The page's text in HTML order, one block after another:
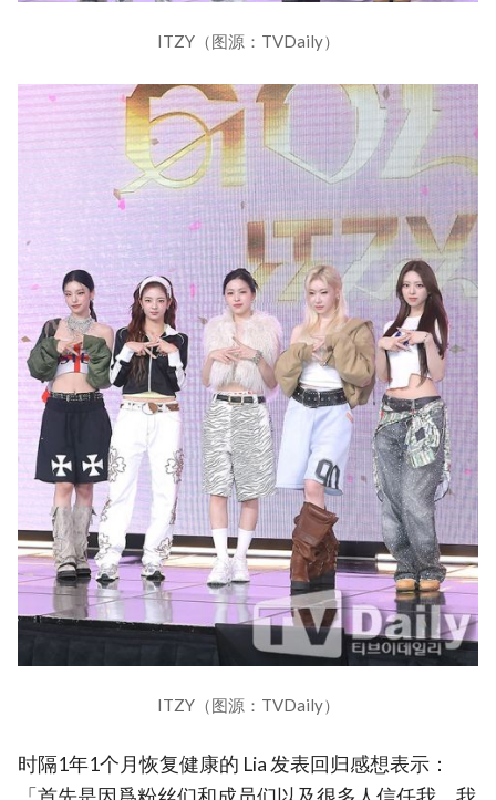
ITZY（图源：TVDaily）
ITZY（图源：TVDaily）
时隔1年1个月恢复健康的 Lia 发表回归感想表示：